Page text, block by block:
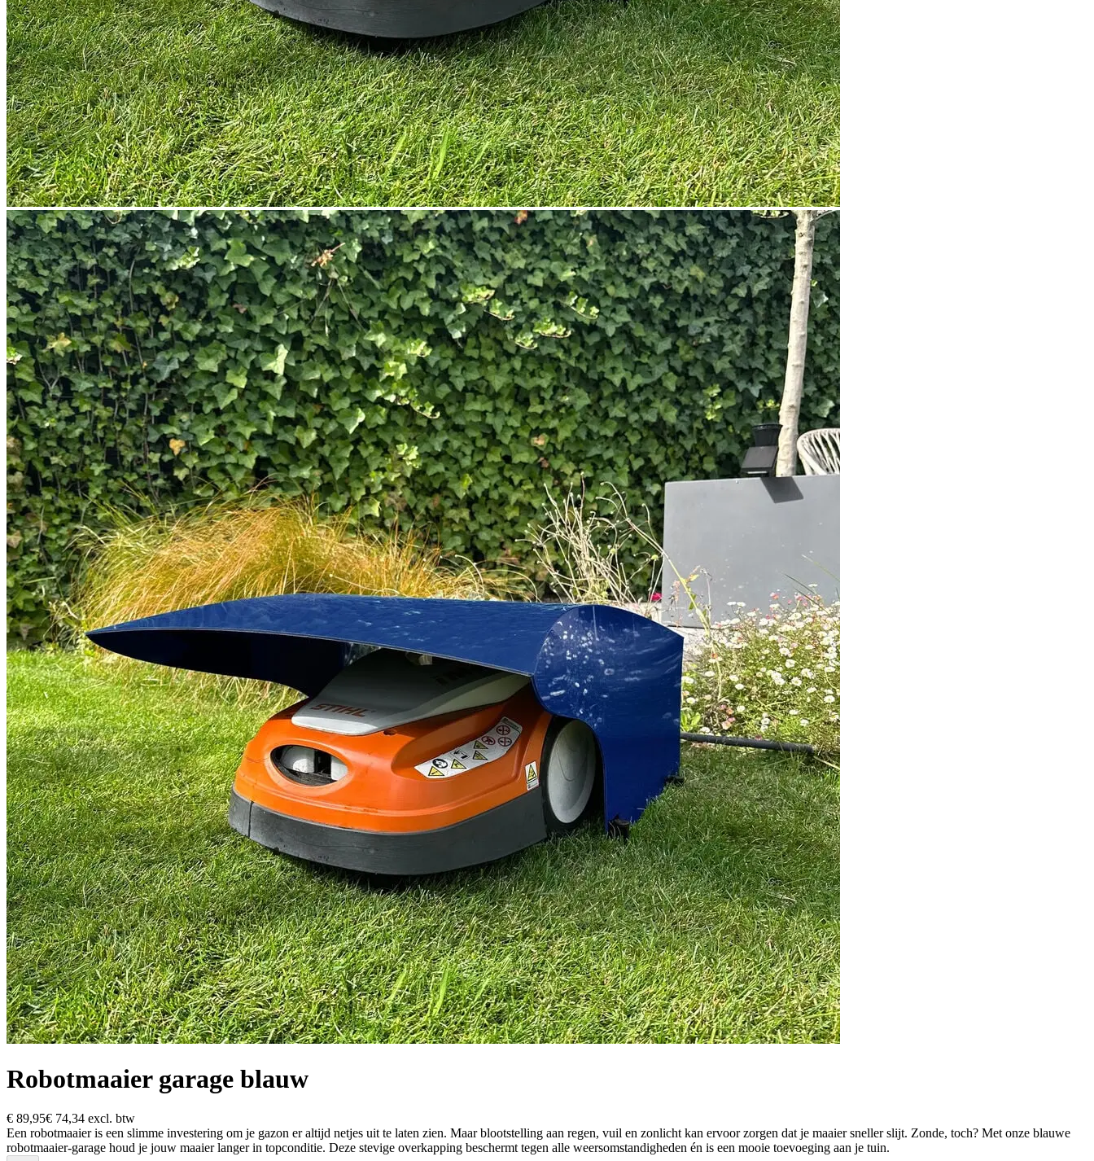
Robotmaaier garage blauw
€ 89,95€ 74,34 excl. btw
Een robotmaaier is een slimme investering om je gazon er altijd netjes uit te laten zien. Maar blootstelling aan regen, vuil en zonlicht kan ervoor zorgen dat je maaier sneller slijt. Zonde, toch? Met onze blauwe
robotmaaier-garage houd je jouw maaier langer in topconditie. Deze stevige overkapping beschermt tegen alle weersomstandigheden én is een mooie toevoeging aan je tuin.